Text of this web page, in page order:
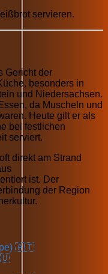
servieren.
Gericht der
besonders in
und Niedersachsen.
da Muscheln und
Heute gilt er als
bei festlichen
serviert.
direkt am Strand
ist. Der
der Region
🇦🇹